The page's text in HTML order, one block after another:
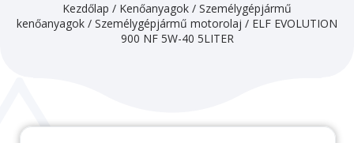
Kezdőlap / Kenőanyagok / Személygépjármű
kenőanyagok / Személygépjármű motorolaj / ELF EVOLUTION
900 NF 5W-40 5LITER